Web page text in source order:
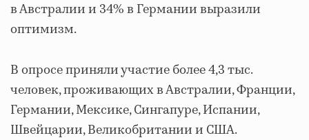
в Австралии и 34% в Германии выразили
оптимизм.
В опросе приняли участие более 4,3 тыс.
человек, проживающих в Австралии, Франции,
Германии, Мексике, Сингапуре, Испании,
Швейцарии, Великобритании и США.